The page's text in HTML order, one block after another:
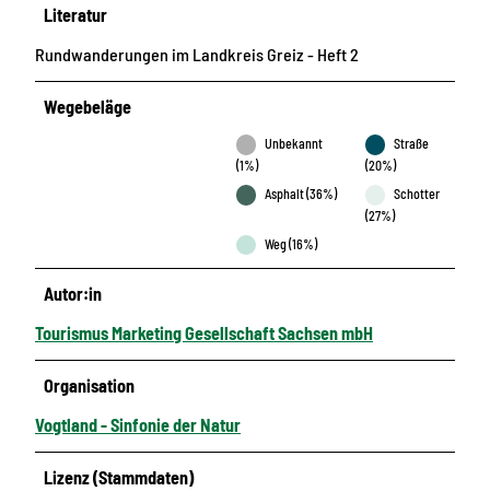
Literatur
Rundwanderungen im Landkreis Greiz - Heft 2
Wegebeläge
Unbekannt
(1%)
Straße
(20%)
Asphalt (36%)
Schotter
(27%)
Weg (16%)
Autor:in
Tourismus Marketing Gesellschaft Sachsen mbH
Organisation
Vogtland - Sinfonie der Natur
Lizenz (Stammdaten)